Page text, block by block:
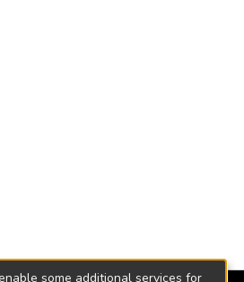
some additional services for